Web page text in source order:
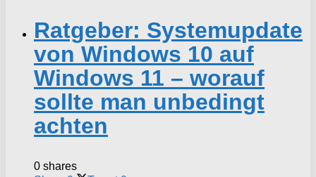
Ratgeber: Systemupdate
von Windows 10 auf
Windows 11 – worauf
sollte man unbedingt
achten
0 shares